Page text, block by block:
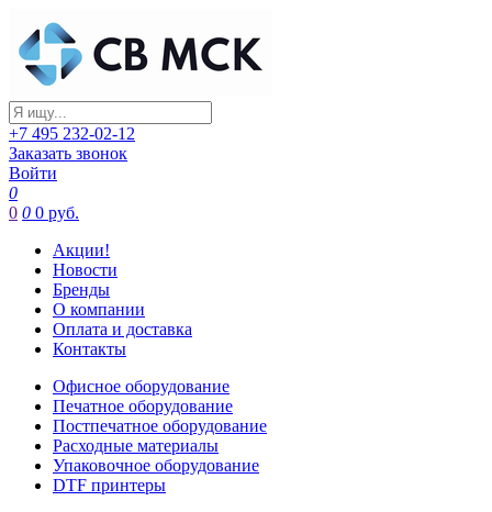
+7 495 232-02-12
Заказать звонок
Войти
0
0 0 0 руб.
Акции!
Новости
Бренды
О компании
Оплата и доставка
Контакты
Офисное оборудование
Печатное оборудование
Постпечатное оборудование
Расходные материалы
Упаковочное оборудование
DTF принтеры